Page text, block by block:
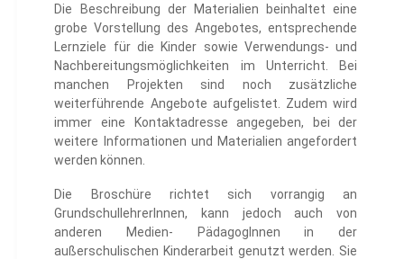
Die Beschreibung der Materialien beinhaltet eine
grobe Vorstellung des Angebotes, entsprechende
Lernziele für die Kinder sowie Verwendungs- und
Nachbereitungsmöglichkeiten im Unterricht. Bei
manchen Projekten sind noch zusätzliche
weiterführende Angebote aufgelistet. Zudem wird
immer eine Kontaktadresse angegeben, bei der
weitere Informationen und Materialien angefordert
werden können.
Die Broschüre richtet sich vorrangig an
GrundschullehrerInnen, kann jedoch auch von
anderen Medien- PädagogInnen in der
außerschulischen Kinderarbeit genutzt werden. Sie